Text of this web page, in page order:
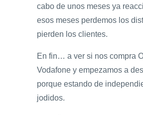
cabo de unos meses ya
esos meses perdemos los
pierden los clientes.
En fin… a ver si nos compra
Vodafone y empezamos a
porque estando de
jodidos.